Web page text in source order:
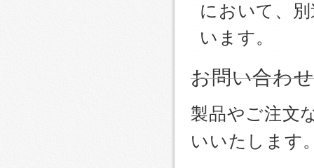
において、
います。
お問い合わせ
製品やご注文
いいたします